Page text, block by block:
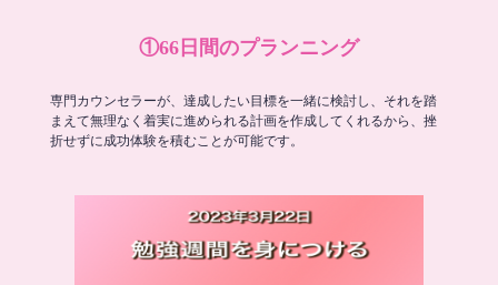
①66日間のプランニング
専門カウンセラーが、達成したい目標を一緒に検討し、それを踏
まえて無理なく着実に進められる計画を作成してくれるから、挫
折せずに成功体験を積むことが可能です。